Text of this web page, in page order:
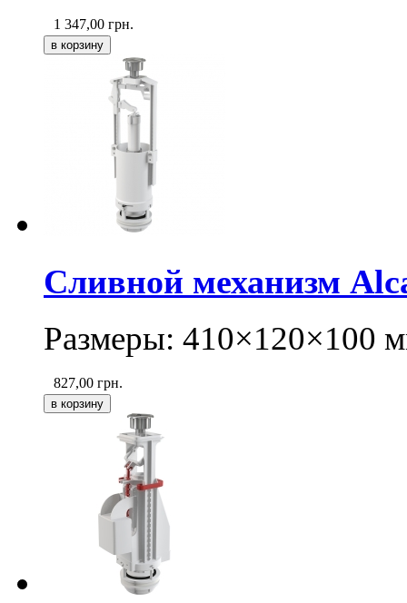
1 347,00 грн.
Сливной механизм
Размеры: 410×120×100
827,00 грн.